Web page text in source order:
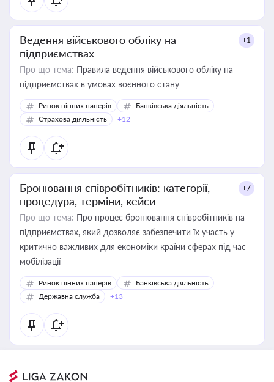
Ведення військового обліку на
підприємствах
+1
Про що тема: Правила ведення військового обліку на
підприємствах в умовах воєнного стану
Ринок цінних паперів
Банківська діяльність
Страхова діяльність
+12
Бронювання співробітників: категорії,
процедура, терміни, кейси
+7
Про що тема: Про процес бронювання співробітників на
підприємствах, який дозволяє забезпечити їх участь у
критично важливих для економіки країни сферах під час
мобілізації
Ринок цінних паперів
Банківська діяльність
Державна служба
+13